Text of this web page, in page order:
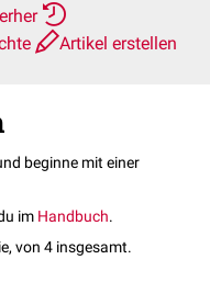
Artikel erstellen
beginne mit einer
im Handbuch.
von 4 insgesamt.